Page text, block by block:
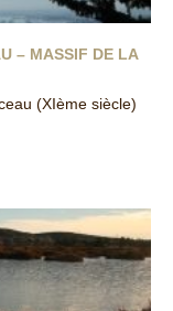
– MASSIF DE LA
(XIème siècle)